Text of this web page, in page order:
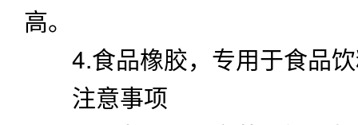
高。
4.食品橡胶，专用于食品饮
注意事项